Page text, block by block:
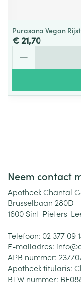
Purasana Vegan
€ 21,70
Neem contact
Apotheek Chantal
Brusselbaan 280D
1600 Sint-Pieters-
Telefoon: 02 377 09
E-mailadres: info@
APB nummer:
Apotheek titularis:
BTW nummer: